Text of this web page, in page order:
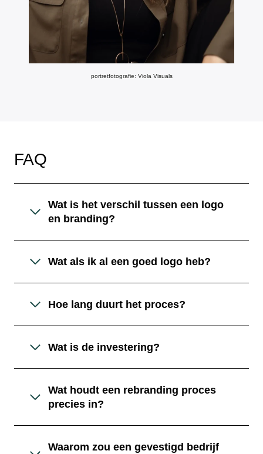
portretfotografie: Viola Visuals
FAQ
Wat is het verschil tussen een logo
en branding?
Wat als ik al een goed logo heb?
Hoe lang duurt het proces?
Wat is de investering?
Wat houdt een rebranding proces
precies in?
Waarom zou een gevestigd bedrijf